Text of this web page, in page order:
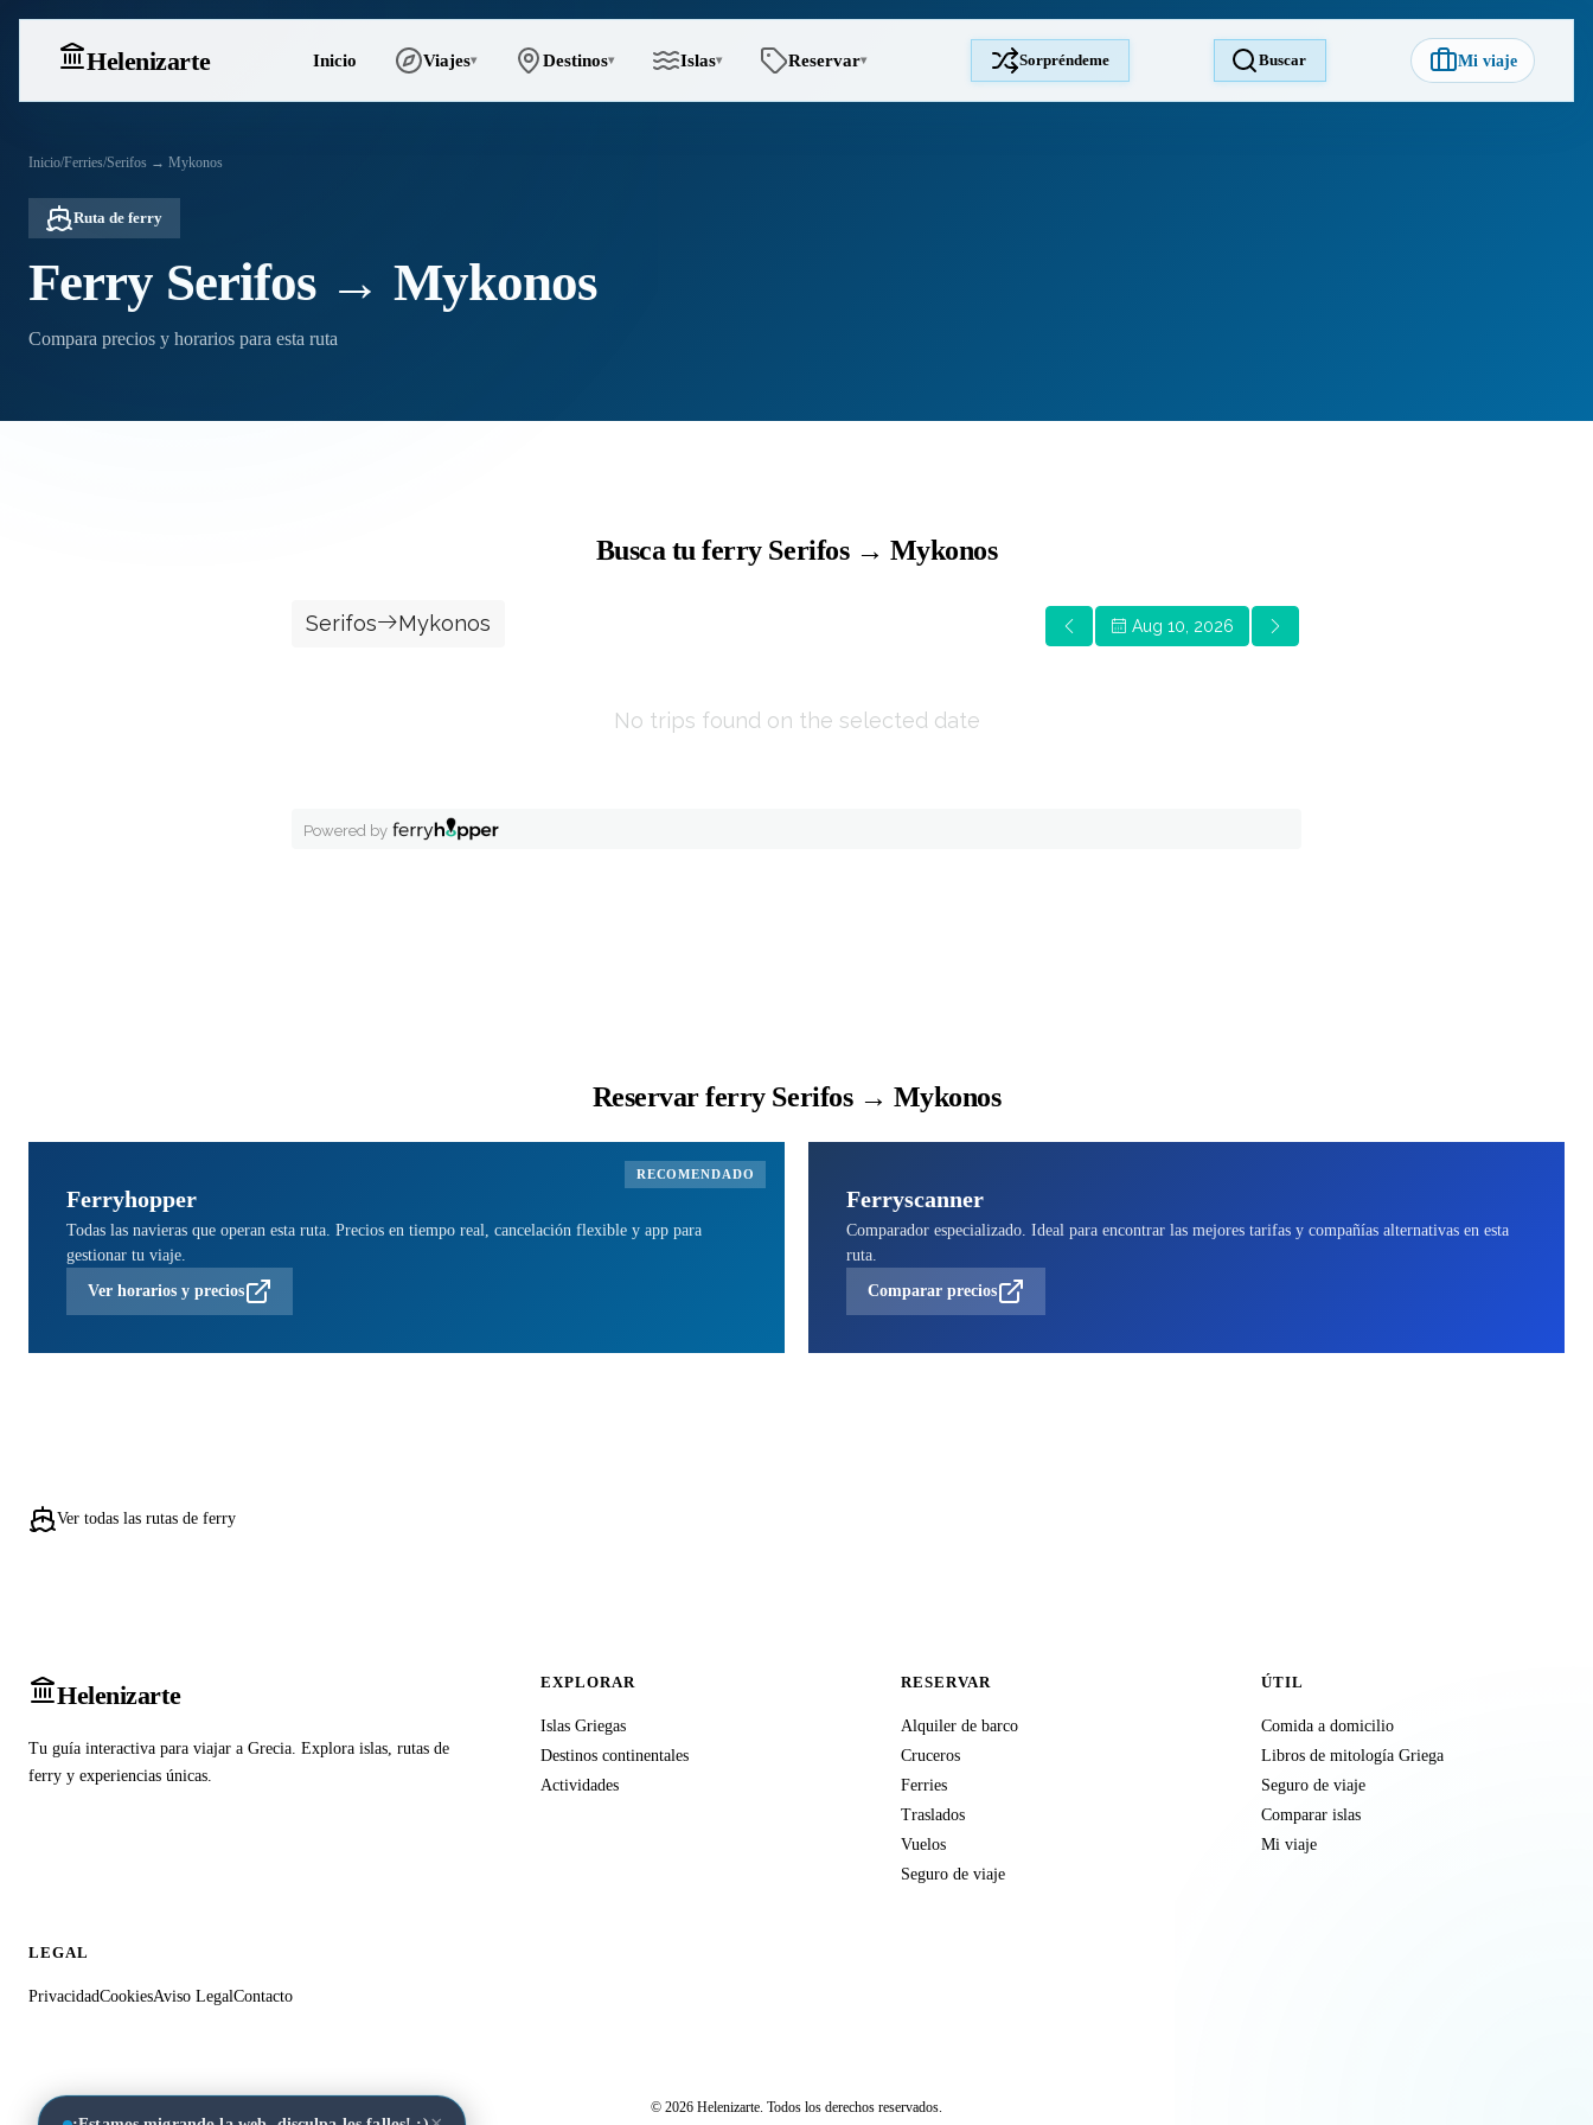
Helenizarte Inicio Viajes▾ Destinos▾ Islas▾ Reservar▾ Sorpréndeme Buscar Mi viaje
Inicio/Ferries/Serifos → Mykonos
Ruta de ferry
Ferry Serifos → Mykonos
Compara precios y horarios para esta ruta
Busca tu ferry Serifos → Mykonos
Reservar ferry Serifos → Mykonos
RECOMENDADO
Ferryhopper
Todas las navieras que operan esta ruta. Precios en tiempo real, cancelación flexible y app para
gestionar tu viaje.
Ver horarios y precios
Ferryscanner
Comparador especializado. Ideal para encontrar las mejores tarifas y compañías alternativas en esta
ruta.
Comparar precios
Ver todas las rutas de ferry
Helenizarte
Tu guía interactiva para viajar a Grecia. Explora islas, rutas de
ferry y experiencias únicas.
EXPLORAR
Islas Griegas
Destinos continentales
Actividades
RESERVAR
Alquiler de barco
Cruceros
Ferries
Traslados
Vuelos
Seguro de viaje
ÚTIL
Comida a domicilio
Libros de mitología Griega
Seguro de viaje
Comparar islas
Mi viaje
LEGAL
PrivacidadCookiesAviso LegalContacto
© 2026 Helenizarte. Todos los derechos reservados.